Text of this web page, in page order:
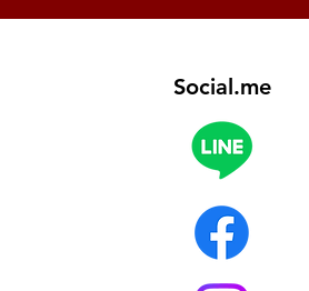
Social.me